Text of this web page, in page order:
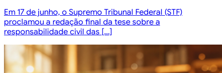
Em 17 de junho, o Supremo Tribunal Federal (STF)
proclamou a redação final da tese sobre a
responsabilidade civil das […]